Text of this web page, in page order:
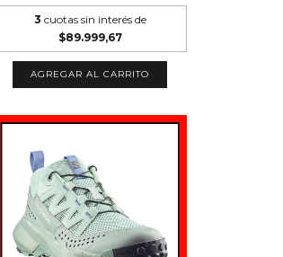
3 cuotas sin interés de
$89.999,67
AGREGAR AL CARRITO